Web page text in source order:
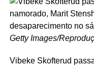
Getty Images/
Vibeke Skofterud